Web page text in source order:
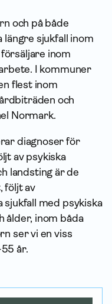
och på både
längre sjukfall inom
inom
I kommuner
flest inom
och
Normark.
diagnoser för
av psykiska
landsting är de
följt av
sjukfall med psykiska
ålder, inom båda
ser vi en viss
år.